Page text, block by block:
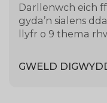
Darllenwch eich
gyda’n sialens
llyfr o 9 thema
GWELD